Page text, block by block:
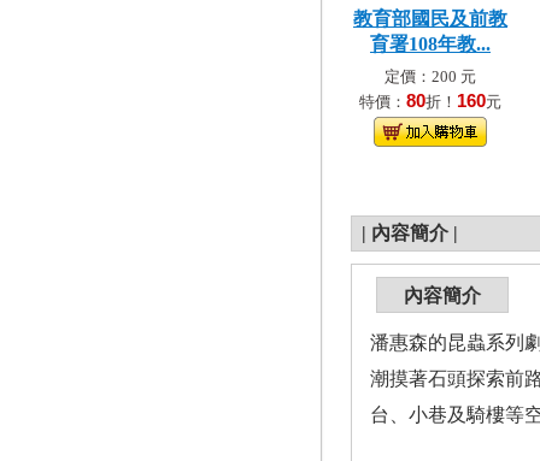
教育部國民及前教
育署108年教...
定價：200 元
特價： 80折！ 160元
| 內容簡介 |
內容簡介
潘惠森的昆蟲系列
潮摸著石頭探索前
台、小巷及騎樓等